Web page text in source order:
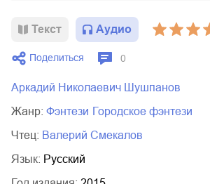
02.mp3
03.mp3
Текст Аудио
Поделиться 0
Аркадий Николаевич Шушпанов
Жанр:
фэнтези
городское фэнтези
Чтец:
Валерий Смекалов
Язык: Русский